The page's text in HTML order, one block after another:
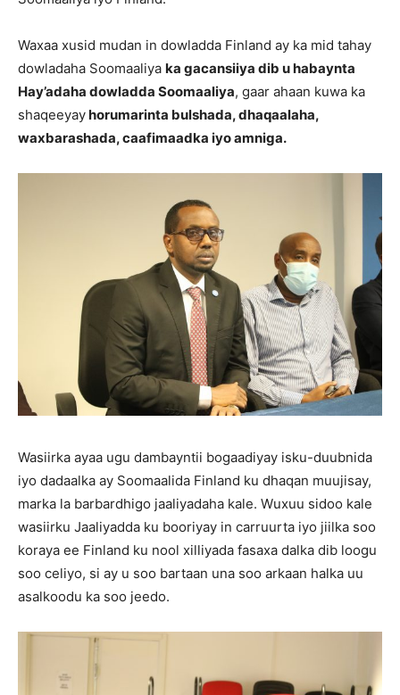
Waxaa xusid mudan in dowladda Finland ay ka mid tahay
dowladaha Soomaaliya ka gacansiiya dib u habaynta
Hay’adaha dowladda Soomaaliya, gaar ahaan kuwa ka
shaqeeyayhorumarinta bulshada, dhaqaalaha,
waxbarashada, caafimaadka iyo amniga.
Wasiirka ayaa ugu dambayntii bogaadiyay isku-duubnida
iyo dadaalka ay Soomaalida Finland ku dhaqan muujisay,
marka la barbardhigo jaaliyadaha kale. Wuxuu sidoo kale
wasiirku Jaaliyadda ku booriyay in carruurta iyo jiilka soo
koraya ee Finland ku nool xilliyada fasaxa dalka dib loogu
soo celiyo, si ay u soo bartaan una soo arkaan halka uu
asalkoodu ka soo jeedo.